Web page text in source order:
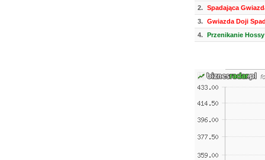
2. Spadająca
3. Gwiazda Doji
4. Przenikanie Hossy